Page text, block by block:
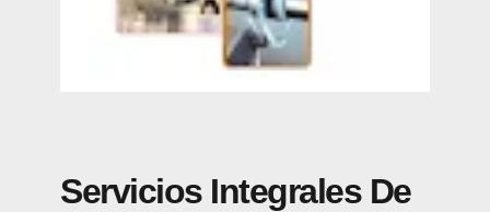
Servicios Integrales De